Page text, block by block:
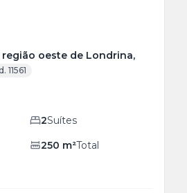
oeste de Londrina,
11561
2Suítes
250 m²Total